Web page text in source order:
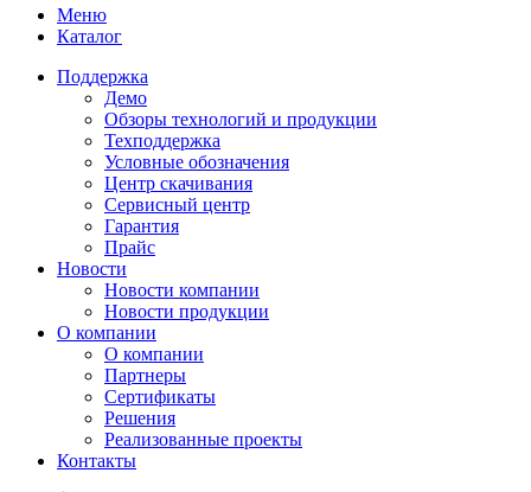
Меню
Каталог
Поддержка
Демо
Обзоры технологий и продукции
Техподдержка
Условные обозначения
Центр скачивания
Сервисный центр
Гарантия
Прайс
Новости
Новости компании
Новости продукции
О компании
О компании
Партнеры
Сертификаты
Решения
Реализованные проекты
Контакты